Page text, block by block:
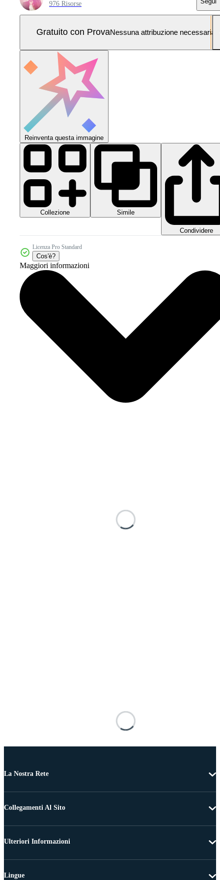
976 Risorse
Gratuito con ProvaNessuna attribuzione necessaria
Reinventa questa immagine
Collezione Simile
Condividere
Licenza Pro Standard
Cos'è?
Maggiori informazioni
La Nostra Rete
Collegamenti Al Sito
Ulteriori Informazioni
Lingue